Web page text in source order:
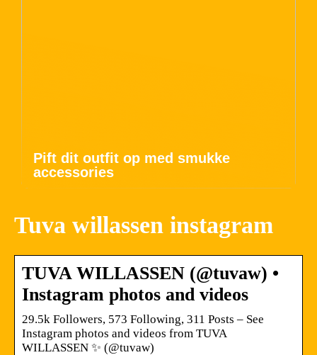
Pift dit outfit op med smukke
accessories
Tuva willassen instagram
TUVA WILLASSEN (@tuvaw) •
Instagram photos and videos
29.5k Followers, 573 Following, 311 Posts – See
Instagram photos and videos from TUVA
WILLASSEN ✨ (@tuvaw)